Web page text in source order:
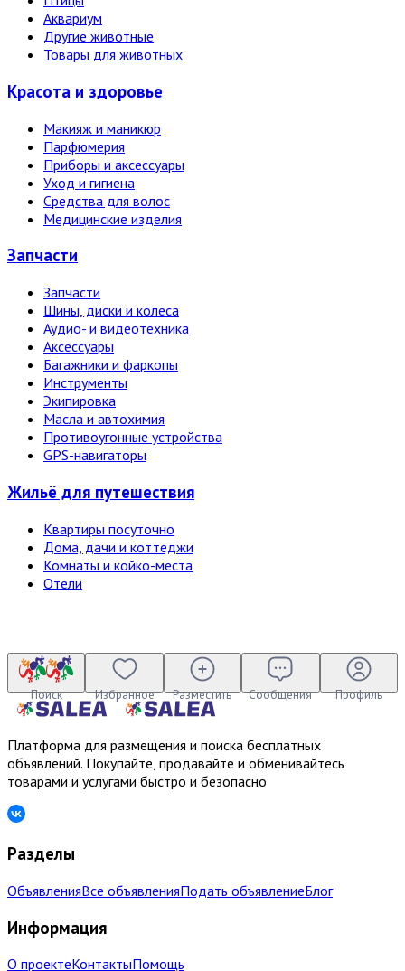
Аквариум
Другие животные
Товары для животных
Красота и здоровье
Макияж и маникюр
Парфюмерия
Приборы и аксессуары
Уход и гигиена
Средства для волос
Медицинские изделия
Запчасти
Запчасти
Шины, диски и колёса
Аудио- и видеотехника
Аксессуары
Багажники и фаркопы
Инструменты
Экипировка
Масла и автохимия
Противоугонные устройства
GPS-навигаторы
Жильё для путешествия
Квартиры посуточно
Дома, дачи и коттеджи
Комнаты и койко-места
Отели
Поиск Избранное Разместить Сообщения Профиль
Платформа для размещения и поиска бесплатных
объявлений. Покупайте, продавайте и обменивайтесь
товарами и услугами быстро и безопасно
Разделы
ОбъявленияВсе объявленияПодать объявлениеБлог
Информация
О проектеКонтактыПомощь